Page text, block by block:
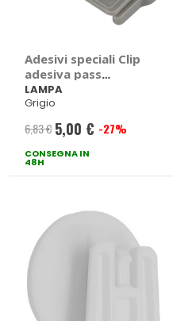
Adesivi speciali Clip
adesiva pass
autostradale -
LAMPA
LAMPA
Grigio
6,83 € Prezzo
speciale
5,00 € -27%
CONSEGNA IN
48H